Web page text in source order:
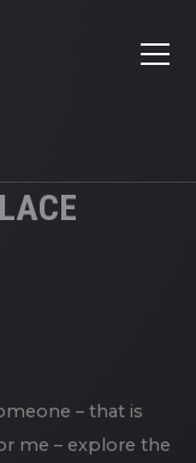
– that is
me – explore the